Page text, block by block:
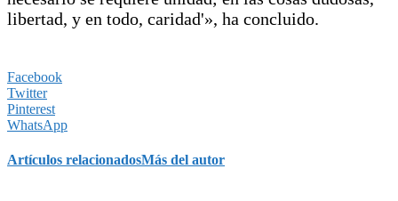
libertad, y en todo, caridad'», ha concluido.
Facebook
Twitter
Pinterest
WhatsApp
Artículos relacionadosMás del autor